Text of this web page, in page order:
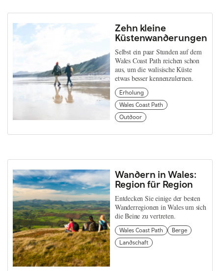
Zehn kleine
Küstenwanderungen
Selbst ein paar Stunden auf dem
Wales Coast Path reichen schon
aus, um die walisische Küste
etwas besser kennenzulernen.
Erholung
Wales Coast Path
Outdoor
Wandern in Wales:
Region für Region
Entdecken Sie einige der besten
Wanderregionen in Wales um sich
die Beine zu vertreten.
Wales Coast Path
Berge
Landschaft